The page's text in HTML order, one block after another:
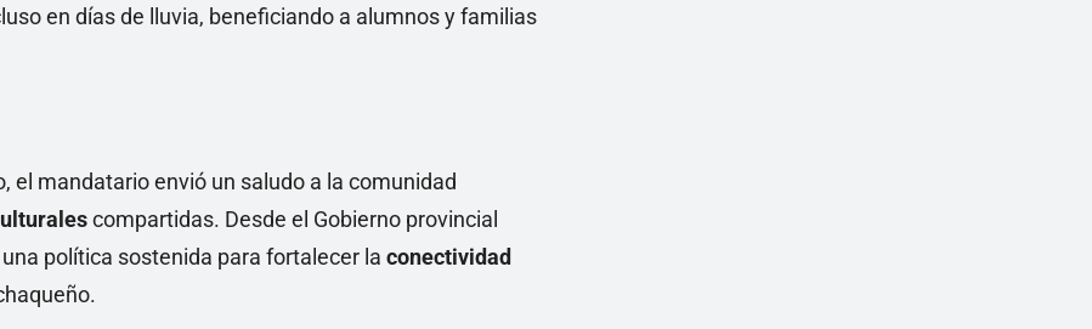
en días de lluvia, beneficiando a alumnos y familias
el mandatario envió un saludo a la comunidad
compartidas. Desde el Gobierno provincial
política sostenida para fortalecer la conectividad